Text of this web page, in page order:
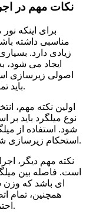
نکات مهم در
برای اینکه
مناسبی داشته
زیادی دارد.
ایجاد می شود،
اصولی زیرسازی
باید تمام جزئیات فنی به دقت بررسی شود.
اولین نکته مهم،
نوع میلگرد باید
شود. استفاده از
استحکام زیرسازی شود و در طول زمان مشکل ایجاد کند.
نکته مهم دیگر،
است. فاصله بین
ای باشد که
همچنین، تمام
احتمال لرزش یا افتادگی کاهش پیدا کند.